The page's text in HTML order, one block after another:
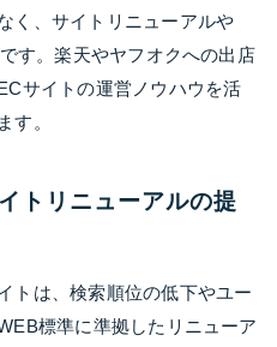
く、サイトリニューアルや
す。楽天やヤフオクへの出店
サイトの運営ノウハウを活
す。
トリニューアルの提
トは、検索順位の低下やユー
標準に準拠したリニューア